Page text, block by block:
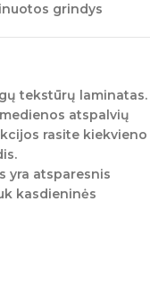
grindys
tekstūrų laminatas.
atspalvių
rasite kiekvieno
yra atsparesnis
kasdieninės